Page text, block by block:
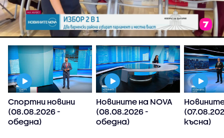
Спортни новини
(08.08.2026 -
обедна)
Новините на NOVA
(08.08.2026 -
обедна)
късна)